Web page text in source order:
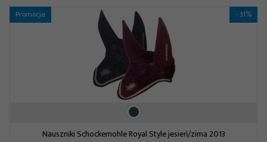
Promocja - 31%
Nauszniki Schockemohle Royal Style jesień/zima 2013